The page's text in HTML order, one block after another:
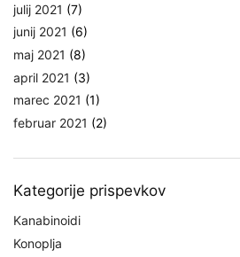
julij 2021 (7)
junij 2021 (6)
maj 2021 (8)
april 2021 (3)
marec 2021 (1)
februar 2021 (2)
Kategorije prispevkov
Kanabinoidi
Konoplja